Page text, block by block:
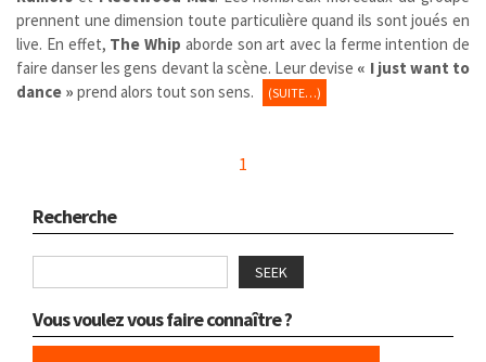
prennent une dimension toute particulière quand ils sont joués en
live. En effet, The Whip aborde son art avec la ferme intention de
faire danser les gens devant la scène. Leur devise « I just want to
dance » prend alors tout son sens. (SUITE…)
1
Recherche
SEEK
Vous voulez vous faire connaître ?